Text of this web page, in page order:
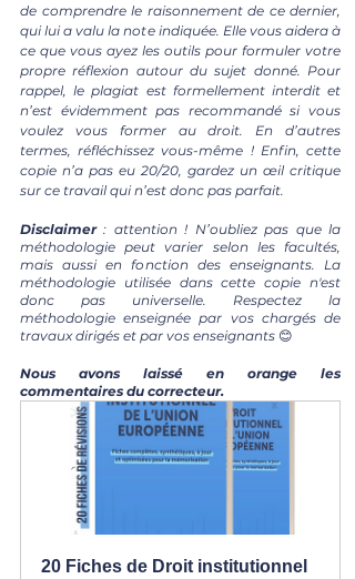
de comprendre le raisonnement de ce dernier,
qui lui a valu la note indiquée. Elle vous aidera à
ce que vous ayez les outils pour formuler votre
propre réflexion autour du sujet donné. Pour
rappel, le plagiat est formellement interdit et
n’est évidemment pas recommandé si vous
voulez vous former au droit. En d’autres
termes, réfléchissez vous-même ! Enfin, cette
copie n’a pas eu 20/20, gardez un œil critique
sur ce travail qui n’est donc pas parfait.
Disclaimer : attention ! N’oubliez pas que la
méthodologie peut varier selon les facultés,
mais aussi en fonction des enseignants. La
méthodologie utilisée dans cette copie n'est
donc pas universelle. Respectez la
méthodologie enseignée par vos chargés de
travaux dirigés et par vos enseignants 😊
Nous avons laissé en orange les
commentaires du correcteur.
20 Fiches de Droit institutionnel